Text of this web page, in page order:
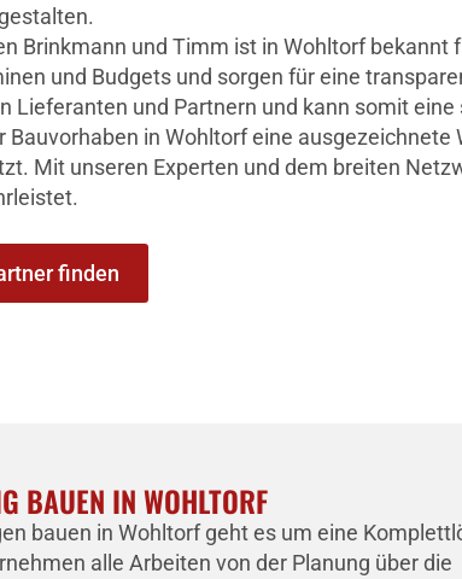
Brinkmann und Timm ist in Wohltorf
und Budgets und sorgen für eine
Lieferanten und Partnern und kann somit
Bauvorhaben in Wohltorf eine
Mit unseren Experten und dem breiten
finden
BAUEN IN WOHLTORF
bauen in Wohltorf geht es um eine
alle Arbeiten von der Planung über die